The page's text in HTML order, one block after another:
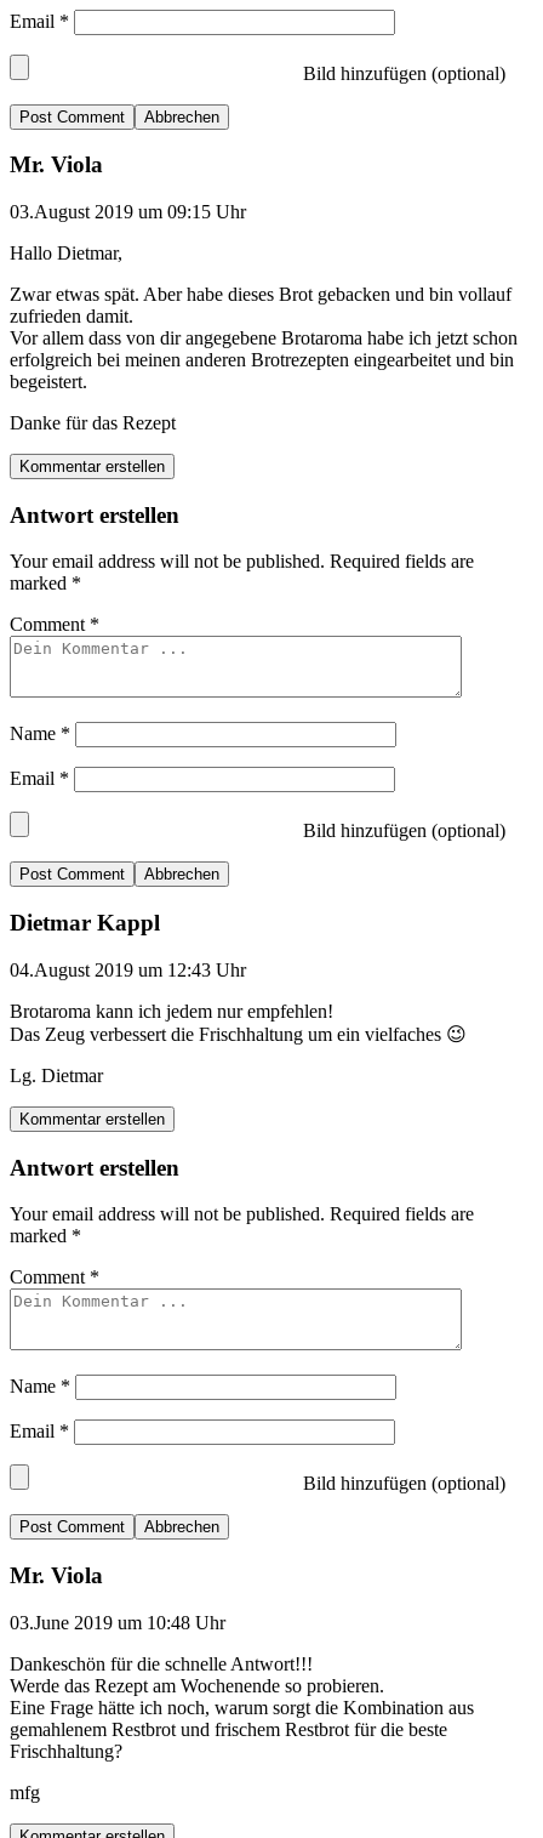
Email *
Bild hinzufügen (optional)
Abbrechen
Mr. Viola
03.August 2019 um 09:15 Uhr
Hallo Dietmar,
Zwar etwas spät. Aber habe dieses Brot gebacken und bin vollauf
zufrieden damit.
Vor allem dass von dir angegebene Brotaroma habe ich jetzt schon
erfolgreich bei meinen anderen Brotrezepten eingearbeitet und bin
begeistert.
Danke für das Rezept
Kommentar erstellen
Antwort erstellen
Your email address will not be published. Required fields are
marked *
Comment *
Name *
Email *
Bild hinzufügen (optional)
Abbrechen
Dietmar Kappl
04.August 2019 um 12:43 Uhr
Brotaroma kann ich jedem nur empfehlen!
Das Zeug verbessert die Frischhaltung um ein vielfaches 😉
Lg. Dietmar
Kommentar erstellen
Antwort erstellen
Your email address will not be published. Required fields are
marked *
Comment *
Name *
Email *
Bild hinzufügen (optional)
Abbrechen
Mr. Viola
03.June 2019 um 10:48 Uhr
Dankeschön für die schnelle Antwort!!!
Werde das Rezept am Wochenende so probieren.
Eine Frage hätte ich noch, warum sorgt die Kombination aus
gemahlenem Restbrot und frischem Restbrot für die beste
Frischhaltung?
mfg